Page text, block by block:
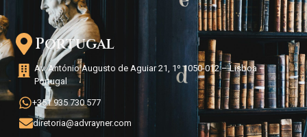
Portugal
Av. António Augusto de Aguiar 21, 1º 1050-012 – Lisboa –
Portugal
+351 935 730 577
diretoria@advrayner.com